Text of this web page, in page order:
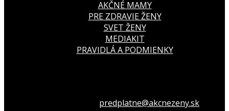
AKČNÉ MAMY
PRE ZDRAVIE ŽENY
SVET ŽENY
MEDIAKIT
PRAVIDLÁ A PODMIENKY
predplatne@akcnezeny.sk